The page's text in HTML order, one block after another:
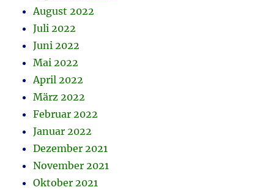
August 2022
Juli 2022
Juni 2022
Mai 2022
April 2022
März 2022
Februar 2022
Januar 2022
Dezember 2021
November 2021
Oktober 2021